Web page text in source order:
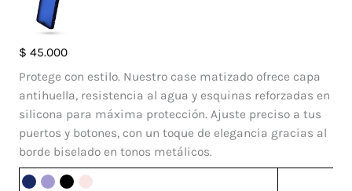
$ 45.000
Protege con estilo. Nuestro case matizado ofrece capa
antihuella, resistencia al agua y esquinas reforzadas en
silicona para máxima protección. Ajuste preciso a tus
puertos y botones, con un toque de elegancia gracias al
borde biselado en tonos metálicos.
Case
Francia
Xiaomi
Note
Pro
Plus
cantidad